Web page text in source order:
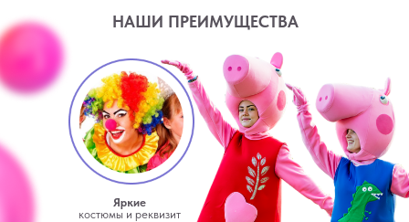
Яркие
костюмы и реквизит
НАШИ ПРЕИМУЩЕСТВА